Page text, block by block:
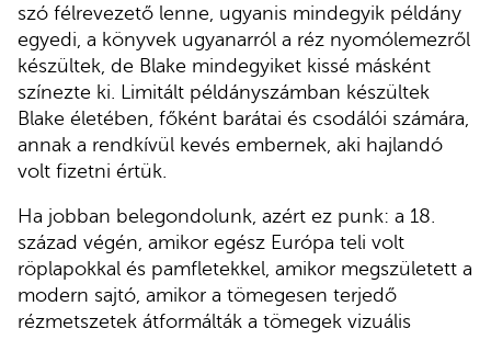
szó félrevezető lenne, ugyanis mindegyik példány
egyedi, a könyvek ugyanarról a réz nyomólemezről
készültek, de Blake mindegyiket kissé másként
színezte ki. Limitált példányszámban készültek
Blake életében, főként barátai és csodálói számára,
annak a rendkívül kevés embernek, aki hajlandó
volt fizetni értük.
Ha jobban belegondolunk, azért ez punk: a 18.
század végén, amikor egész Európa teli volt
röplapokkal és pamfletekkel, amikor megszületett a
modern sajtó, amikor a tömegesen terjedő
rézmetszetek átformálták a tömegek vizuális